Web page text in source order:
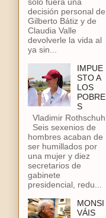
decisión personal de
Gilberto Bátiz y de
Claudia Valle
devolverle la vida al
ya sin...
IMPUE
STO A
LOS
POBRE
S
Vladimir Rothschuh
Seis sexenios de
hombres acaban de
ser humillados por
una mujer y diez
secretarios de
gabinete
presidencial, redu...
MONSI
VÁIS